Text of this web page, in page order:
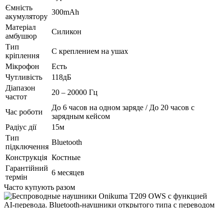
Ємність
акумулятору
300mAh
Матеріал
амбушюр
Силикон
Тип
кріплення
С креплением на ушах
Мікрофон
Есть
Чутливість
118дБ
Діапазон
частот
20 – 20000 Гц
Час роботи
До 6 часов на одном заряде / До 20 часов с
зарядным кейсом
Радіус дії
15м
Тип
підключення
Bluetooth
Конструкція Костные
Гарантійний
термін
6 месяцев
Часто купують разом